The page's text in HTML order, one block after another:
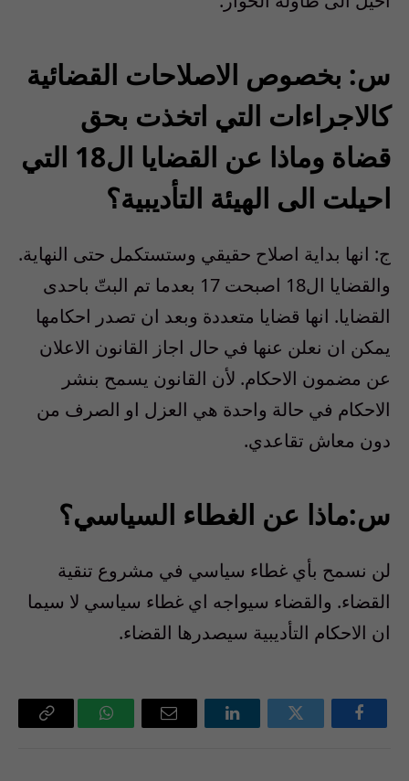
س: بخصوص الاصلاحات القضائية
كالاجراءات التي اتخذت بحق
قضاة وماذا عن القضايا ال18 التي
احيلت الى الهيئة التأديبية؟
ج: انها بداية اصلاح حقيقي وستستكمل حتى النهاية.
والقضايا ال18 اصبحت 17 بعدما تم البتّ باحدى
القضايا. انها قضايا متعددة وبعد ان تصدر احكامها
يمكن ان نعلن عنها في حال اجاز القانون الاعلان
عن مضمون الاحكام. لأن القانون يسمح بنشر
الاحكام في حالة واحدة هي العزل او الصرف من
دون معاش تقاعدي.
س:ماذا عن الغطاء السياسي؟
لن نسمح بأي غطاء سياسي في مشروع تنقية
القضاء. والقضاء سيواجه اي غطاء سياسي لا سيما
ان الاحكام التأديبية سيصدرها القضاء.
فيسبوك تويتر لينكدإن
البريد
واتساب Copy